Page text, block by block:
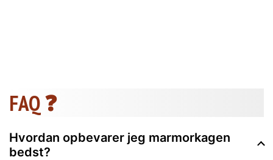
FAQ ❓
Hvordan opbevarer jeg marmorkagen
bedst?